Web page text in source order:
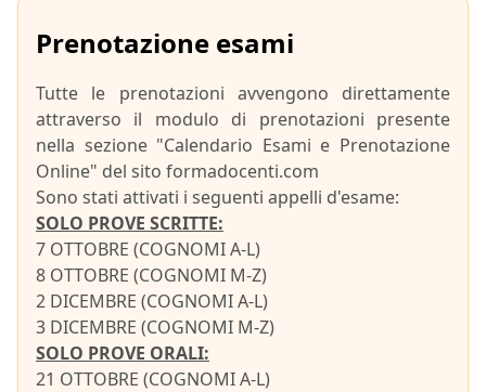
Prenotazione esami
Tutte le prenotazioni avvengono direttamente
attraverso il modulo di prenotazioni presente
nella sezione "Calendario Esami e Prenotazione
Online" del sito formadocenti.com
Sono stati attivati i seguenti appelli d'esame:
SOLO PROVE SCRITTE:
7 OTTOBRE (COGNOMI A-L)
8 OTTOBRE (COGNOMI M-Z)
2 DICEMBRE (COGNOMI A-L)
3 DICEMBRE (COGNOMI M-Z)
SOLO PROVE ORALI:
21 OTTOBRE (COGNOMI A-L)